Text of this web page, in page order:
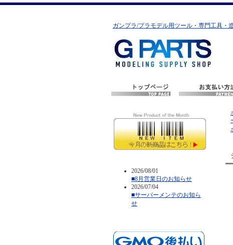
ガンプラ/プラモデル用ツール・専門工具・
2026/08/01
■8月営業日のお知らせ
2026/07/04
■サーバーメンテのお知ら
せ